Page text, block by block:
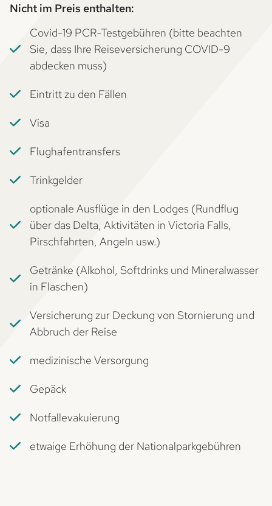
Nicht im Preis enthalten:
Covid-19 PCR-Testgebühren (bitte beachten
Sie, dass Ihre Reiseversicherung COVID-9
abdecken muss)
Eintritt zu den Fällen
Visa
Flughafentransfers
Trinkgelder
optionale Ausflüge in den Lodges (Rundflug
über das Delta, Aktivitäten in Victoria Falls,
Pirschfahrten, Angeln usw.)
Getränke (Alkohol, Softdrinks und Mineralwasser
in Flaschen)
Versicherung zur Deckung von Stornierung und
Abbruch der Reise
medizinische Versorgung
Gepäck
Notfallevakuierung
etwaige Erhöhung der Nationalparkgebühren